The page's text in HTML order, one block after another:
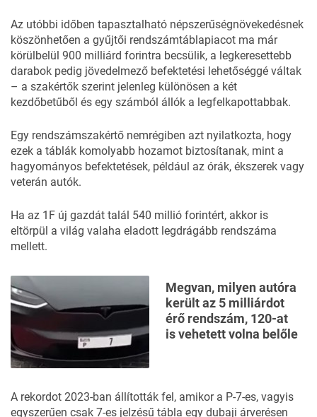
Az utóbbi időben tapasztalható népszerűségnövekedésnek
köszönhetően a gyűjtői rendszámtáblapiacot ma már
körülbelül 900 milliárd forintra becsülik, a legkeresettebb
darabok pedig jövedelmező befektetési lehetőséggé váltak
– a szakértők szerint jelenleg különösen a két
kezdőbetűből és egy számból állók a legfelkapottabbak.
Egy rendszámszakértő nemrégiben azt nyilatkozta, hogy
ezek a táblák komolyabb hozamot biztosítanak, mint a
hagyományos befektetések, például az órák, ékszerek vagy
veterán autók.
Ha az 1F új gazdát talál 540 millió forintért, akkor is
eltörpül a világ valaha eladott legdrágább rendszáma
mellett.
Megvan, milyen autóra
került az 5 milliárdot
érő rendszám, 120-at
is vehetett volna belőle
A rekordot 2023-ban állították fel, amikor a P-7-es, vagyis
egyszerűen csak 7-es jelzésű tábla egy dubaji árverésen